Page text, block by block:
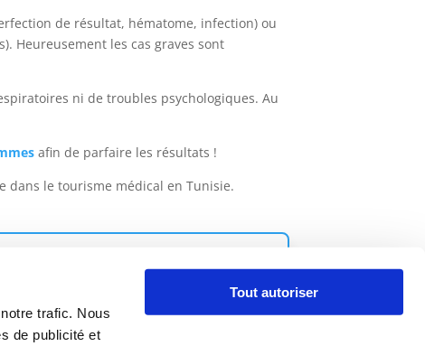
trafic. Nous
de publicité et
Tout autoriser
de résultat, hématome, infection) ou
Heureusement les cas graves sont
ni de troubles psychologiques. Au
afin de parfaire les résultats !
dans le tourisme médical en Tunisie.
NOS CHIRURGIENS